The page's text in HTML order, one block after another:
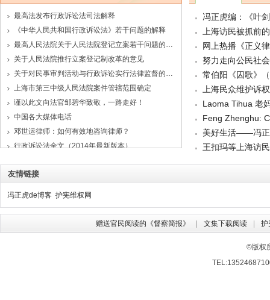
最高法发布行政诉讼法司法解释
《中华人民共和国行政诉讼法》若干问题的解释
最高人民法院关于人民法院登记立案若干问题的规定
关于人民法院推行立案登记制改革的意见
关于对民事审判活动与行政诉讼实行法律监督的若干意见（试行）
上海市第三中级人民法院案件管辖范围确定
谨以此文向法官邹碧华致敬，一路走好！
中国各大媒体电话
邓世运律师：如何有效地咨询律师？
行政诉讼法全文（2014年最新版本）
冯正虎编：《叶
上海访民被抓前
网上热播《正义
努力走向公民社
常伯阳《囚歌》
上海民众维护诉
Laoma Tihua 老
Feng Zhenghu:
美好生活——冯正
王扣玛等上海访
友情链接
冯正虎de博客 护宪维权网
赠送官民阅读的《督察简报》 文集下载阅读 护
©版权